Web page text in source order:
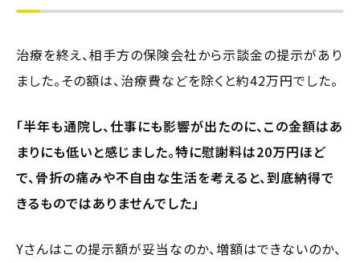
治療を終え、相手方の保険会社から示談金の提示があり
ました。その額は、治療費などを除くと約42万円でした。
「半年も通院し、仕事にも影響が出たのに、この金額はあ
まりにも低いと感じました。特に慰謝料は20万円ほど
で、骨折の痛みや不自由な生活を考えると、到底納得で
きるものではありませんでした」
Yさんはこの提示額が妥当なのか、増額はできないのか、